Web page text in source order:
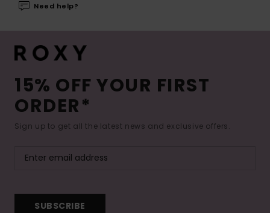
Need help?
15% OFF YOUR FIRST
ORDER*
Sign up to get all the latest news and exclusive offers.
SUBSCRIBE